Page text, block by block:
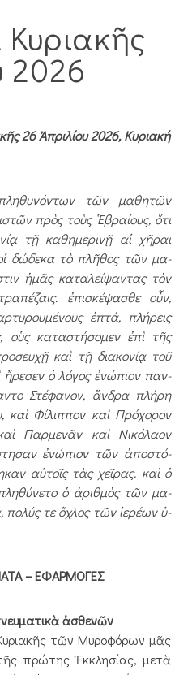
2026
26 Ἀπριλίου 2026, Κυριακή
πληθυνόντων τῶν μαθη­τῶν
πρὸς τοὺς ῾Ε­βραίους, ὅτι
τῇ καθημερινῇ αἱ χῆραι
δώδεκα τὸ πλῆθος τῶν μα­
ἡμᾶς καταλείψαντας τὸν
ἐπισκέψασθε οὖν,
ἑπτά, πλήρεις
οὓς καταστήσομεν ἐπὶ τῆς
καὶ τῇ διακονίᾳ τοῦ
ἤρε­σεν ὁ λόγος ἐνώπιον παν­­­
Στέφανον, ἄνδρα πλή­ρη
καὶ Φίλιππον καὶ Πρό­χο­­ρον
Παρμενᾶν καὶ Νικό­λαον
ἐνώπιον τῶν ἀπο­στό­
αὐτοῖς τὰς χεῖρας. καὶ ὁ
ὁ ἀριθμὸς τῶν μα­
πο­λύς τε ὄχλος τῶν ἱερέων ὑ­
– ΕΦΑΡΜΟΓΕΣ
ἀσθενῶν
τῶν Μυροφόρων μᾶς
πρώτης Ἐκκλησίας, μετὰ